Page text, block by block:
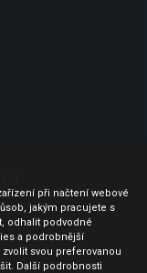
při načtení webové
jakým pracujete s
odhalit podvodné
a podrobnější
svou preferovanou
Další podrobnosti